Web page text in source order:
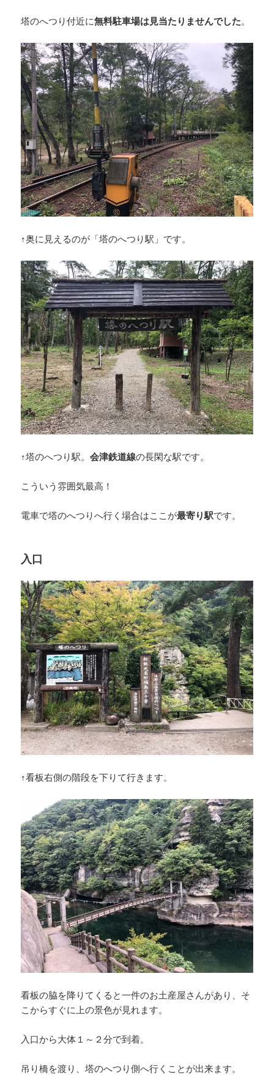
塔のへつり付近に無料駐車場は見当たりませんでした。
↑奥に見えるのが「塔のへつり駅」です。
↑塔のへつり駅。会津鉄道線の長閑な駅です。
こういう雰囲気最高！
電車で塔のへつりへ行く場合はここが最寄り駅です。
入口
↑看板右側の階段を下りて行きます。
看板の脇を降りてくると一件のお土産屋さんがあり、そ
こからすぐに上の景色が見れます。
入口から大体１～２分で到着。
吊り橋を渡り、塔のへつり側へ行くことが出来ます。